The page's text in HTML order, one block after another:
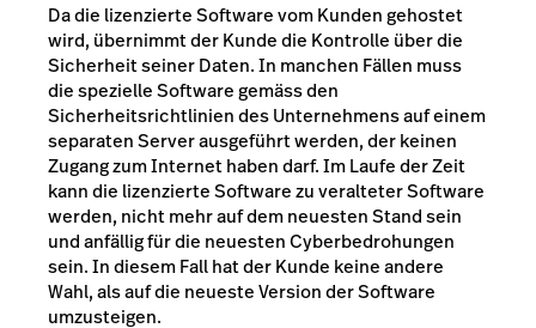
Da die lizenzierte Software vom Kunden gehostet
wird, übernimmt der Kunde die Kontrolle über die
Sicherheit seiner Daten. In manchen Fällen muss
die spezielle Software gemäss den
Sicherheitsrichtlinien des Unternehmens auf einem
separaten Server ausgeführt werden, der keinen
Zugang zum Internet haben darf. Im Laufe der Zeit
kann die lizenzierte Software zu veralteter Software
werden, nicht mehr auf dem neuesten Stand sein
und anfällig für die neuesten Cyberbedrohungen
sein. In diesem Fall hat der Kunde keine andere
Wahl, als auf die neueste Version der Software
umzusteigen.